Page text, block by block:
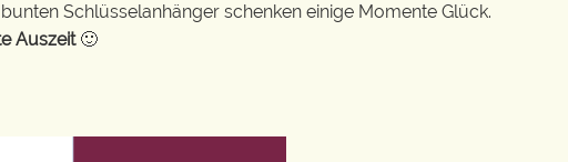
Schlüsselanhänger schenken einige Momente Glück.
Auszeit🙂